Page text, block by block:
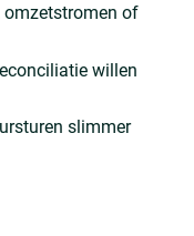
omzetstromen of
willen
slimmer